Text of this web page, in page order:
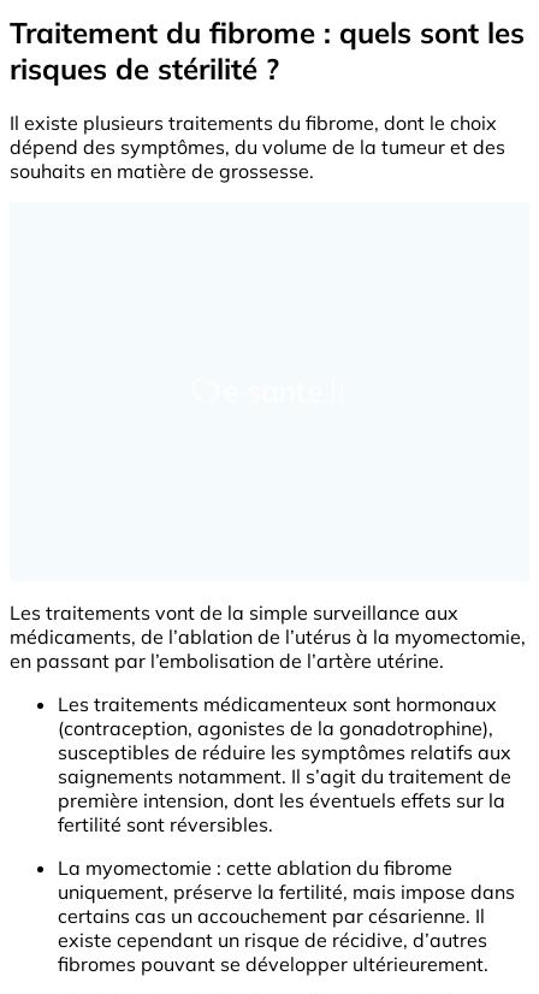
Traitement du fibrome : quels sont les
risques de stérilité ?
Il existe plusieurs traitements du fibrome, dont le choix
dépend des symptômes, du volume de la tumeur et des
souhaits en matière de grossesse.
Les traitements vont de la simple surveillance aux
médicaments, de l’ablation de l’utérus à la myomectomie,
en passant par l’embolisation de l’artère utérine.
Les traitements médicamenteux sont hormonaux
(contraception, agonistes de la gonadotrophine),
susceptibles de réduire les symptômes relatifs aux
saignements notamment. Il s’agit du traitement de
première intension, dont les éventuels effets sur la
fertilité sont réversibles.
La myomectomie : cette ablation du fibrome
uniquement, préserve la fertilité, mais impose dans
certains cas un accouchement par césarienne. Il
existe cependant un risque de récidive, d’autres
fibromes pouvant se développer ultérieurement.